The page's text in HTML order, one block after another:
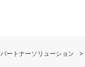
パートナーソリューション